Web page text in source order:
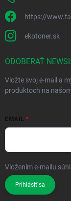
https://
ekotoner.sk
ODOBERAŤ
Vložte svoj e-mail a
produktoch na
EMAIL
Vložením e-mailu
Prihlásiť sa